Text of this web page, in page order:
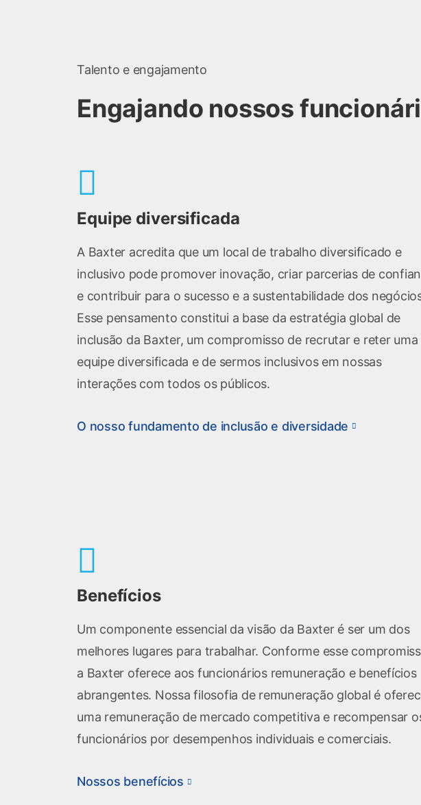
Talento e engajamento
Engajando nossos
Equipe diversificada
A Baxter acredita que um local de trabalho diversificado e
inclusivo pode promover inovação, criar parcerias de
e contribuir para o sucesso e a sustentabilidade dos
Esse pensamento constitui a base da estratégia global de
inclusão da Baxter, um compromisso de recrutar e reter uma
equipe diversificada e de sermos inclusivos em nossas
interações com todos os públicos.
O nosso fundamento de inclusão e diversidade
Benefícios
Um componente essencial da visão da Baxter é ser um dos
melhores lugares para trabalhar. Conforme esse
a Baxter oferece aos funcionários remuneração e benefícios
abrangentes. Nossa filosofia de remuneração global é
uma remuneração de mercado competitiva e recompensar
funcionários por desempenhos individuais e comerciais.
Nossos benefícios